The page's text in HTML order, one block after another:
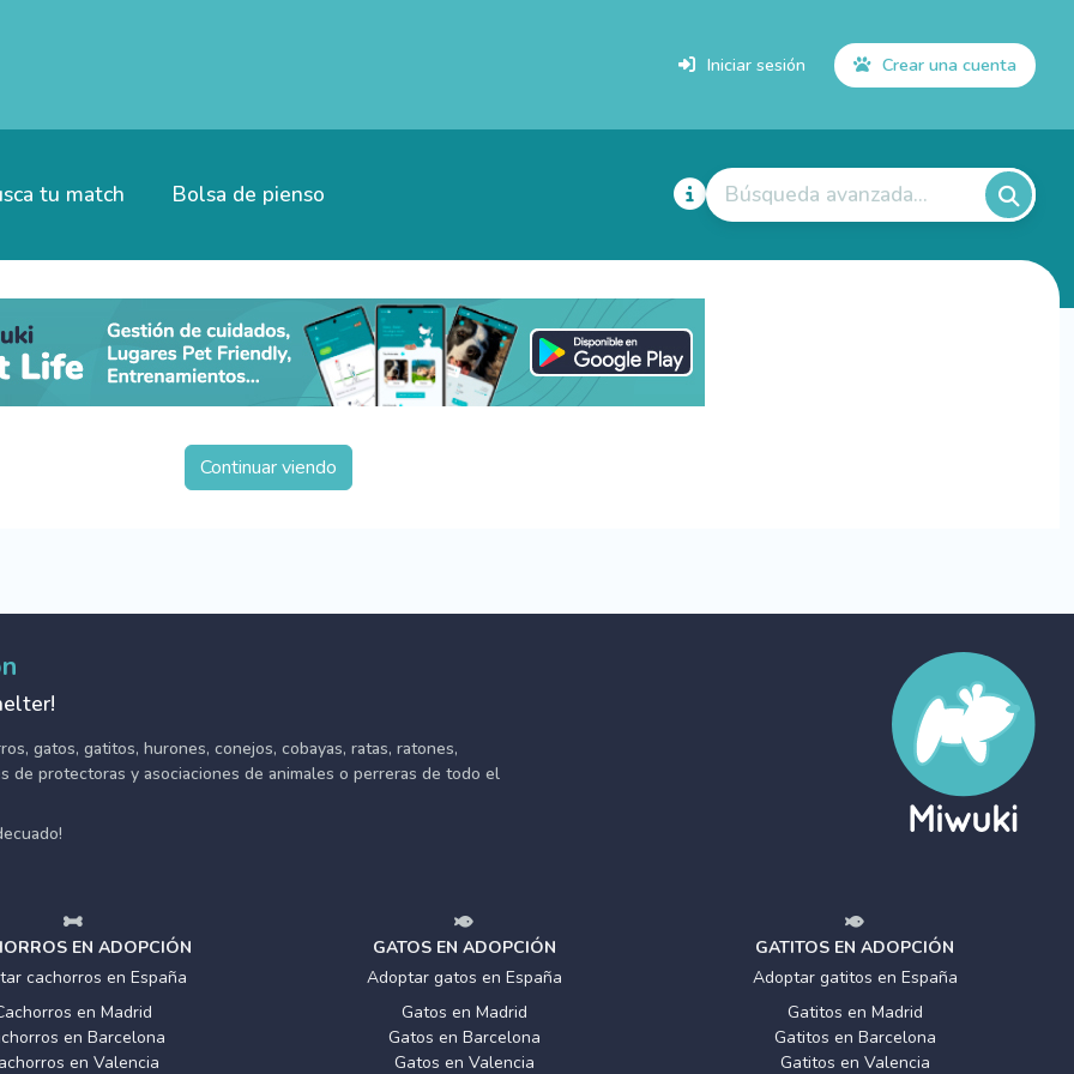
Iniciar sesión Crear una cuenta
tu match Bolsa de pienso Búsqueda avanzada...
Continuar viendo
gatos, gatitos, hurones, conejos, cobayas, ratas, ratones,
de protectoras y asociaciones de animales o perreras de todo el
EN ADOPCIÓN
cachorros en España
en Madrid
en Barcelona
en Valencia
GATOS EN ADOPCIÓN
Adoptar gatos en España
Gatos en Madrid
Gatos en Barcelona
Gatos en Valencia
GATITOS EN ADOPCIÓN
Adoptar gatitos en España
Gatitos en Madrid
Gatitos en Barcelona
Gatitos en Valencia